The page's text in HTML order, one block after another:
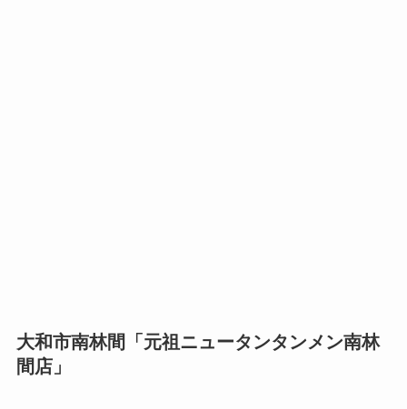
大和市南林間「元祖ニュータンタンメン南林
間店」